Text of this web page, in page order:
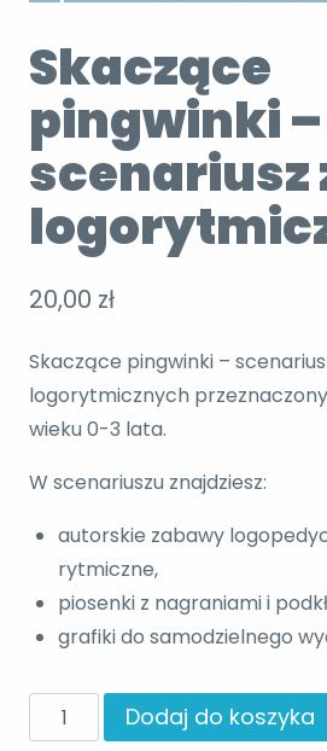
Skaczące
pingwinki –
scenariusz
20,00 zł
Skaczące pingwinki –
logorytmicznych
wieku 0-3 lata.
W scenariuszu znajdziesz:
autorskie zabawy
rytmiczne,
piosenki z nagraniami i
grafiki do samodzielnego
ilość
Skaczące
Dodaj do koszyka